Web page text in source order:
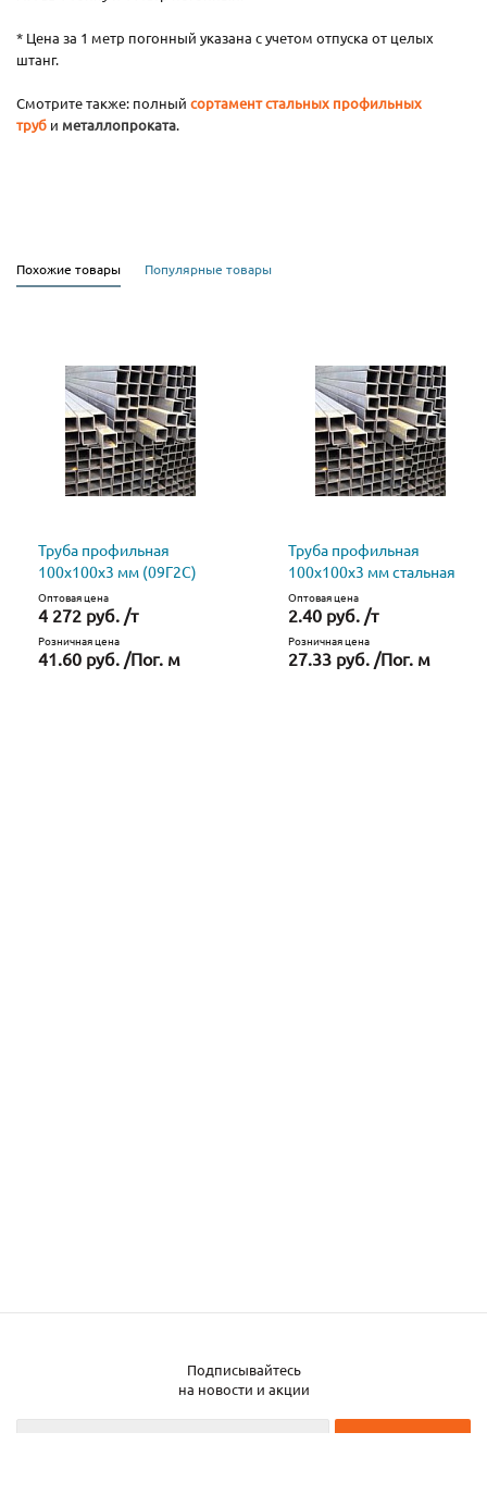
* Цена за 1 метр погонный указана с учетом отпуска от целых
штанг.
Смотрите также: полный сортамент стальных профильных
труб и металлопроката.
Похожие товары Популярные товары
Труба профильная
100х100х3 мм (09Г2С)
Оптовая цена
4 272 руб. /т
Розничная цена
41.60 руб. /Пог. м
Труба профильная
100х100х3 мм стальная
Оптовая цена
2.40 руб. /т
Розничная цена
27.33 руб. /Пог. м
Подписывайтесь
на новости и акции